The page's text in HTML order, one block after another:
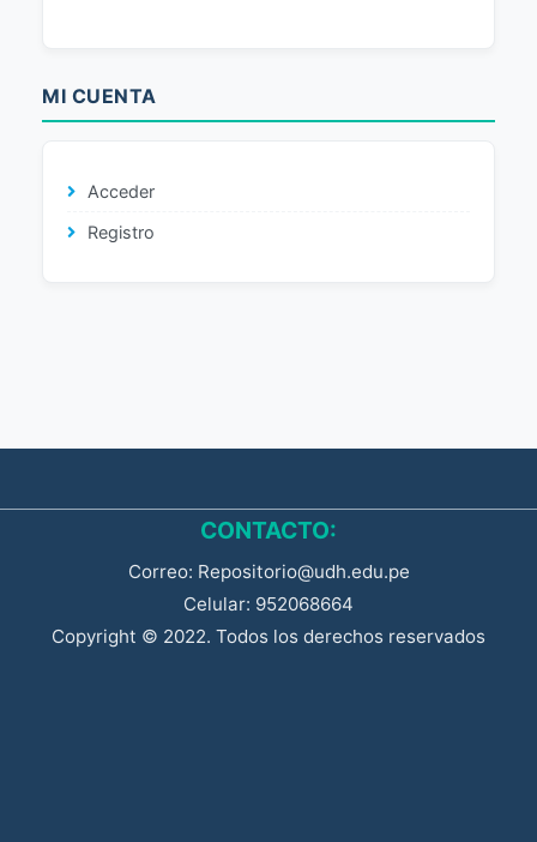
MI CUENTA
Acceder
Registro
CONTACTO:
Correo: Repositorio@udh.edu.pe
Celular: 952068664
Copyright © 2022. Todos los derechos reservados